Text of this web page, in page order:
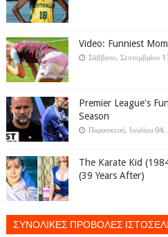
Video: Funniest
Σάββατο, Σεπτεμβρίου
Premier League's
Season
Παρασκευή, Ιουλίου 04,
The Karate Kid
(39 Years After)
ΣΥΝΟΛΙΚΕΣ ΠΡΟΒΟΛΕΣ